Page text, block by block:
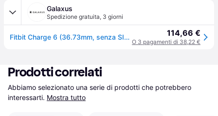
Galaxus
Spedizione gratuita, 3 giorni
Fitbit Charge 6 (36.73mm, senza SIM), Smartwatch 114,66 €
O 3 pagamenti di 38,22 €
Prodotti correlati
Abbiamo selezionato una serie di prodotti che potrebbero
interessarti. Mostra tutto